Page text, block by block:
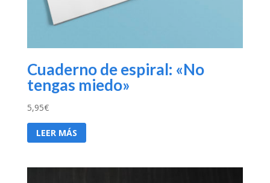
Cuaderno de espiral: «No
tengas miedo»
5,95€
LEER MÁS